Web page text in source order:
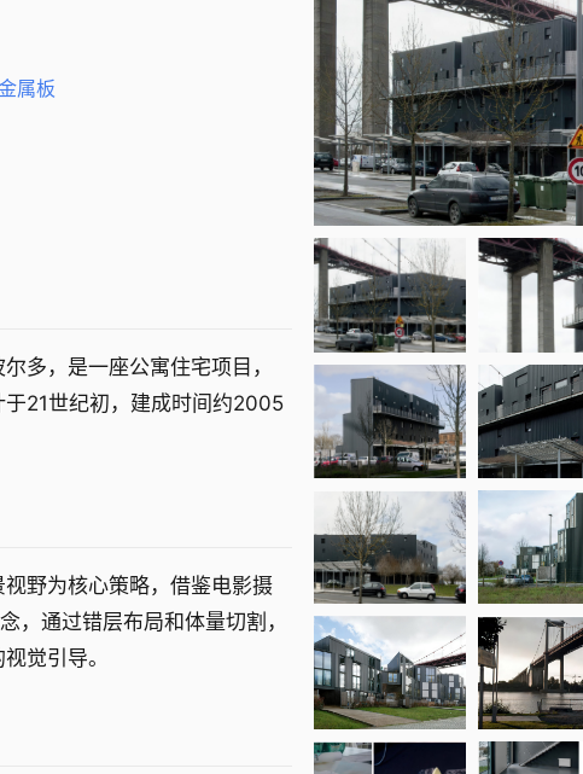
属板
多，是一座公寓住宅项目，
21世纪初，建成时间约2005
野为核心策略，借鉴电影摄
，通过错层布局和体量切割，
觉引导。